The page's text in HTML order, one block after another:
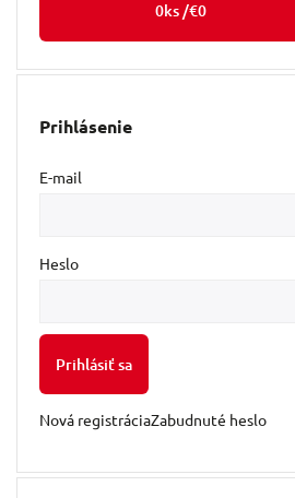
0ks /€0
Prihlásenie
E-mail
Heslo
Prihlásiť sa
Nová registráciaZabudnuté heslo